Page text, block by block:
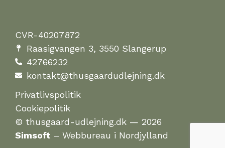
CVR-40207872
Raasigvangen 3, 3550 Slangerup
42766232
kontakt@thusgaardudlejning.dk
Privatlivspolitik
Cookiepolitik
© thusgaard-udlejning.dk — 2026
Simsoft – Webbureau i Nordjylland